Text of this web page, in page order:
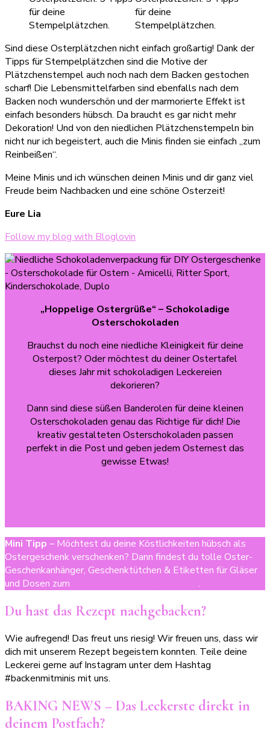
Sind diese Osterplätzchen nicht einfach großartig! Dank der
Tipps für Stempelplätzchen sind die Motive der
Plätzchenstempel auch noch nach dem Backen gestochen
scharf! Die Lebensmittelfarben sind ebenfalls nach dem
Backen noch wunderschön und der marmorierte Effekt ist
einfach besonders hübsch. Da braucht es gar nicht mehr
Dekoration! Und von den niedlichen Plätzchenstempeln bin
nicht nur ich begeistert, auch die Minis finden sie einfach „zum
Reinbeißen“.
Meine Minis und ich wünschen deinen Minis und dir ganz viel
Freude beim Nachbacken und eine schöne Osterzeit!
Eure Lia
Follow my blog with Bloglovin
„Hoppelige Ostergrüße“ – Schokoladige
Osterschokoladen
Brauchst du noch eine niedliche Kleinigkeit für deine
Osterpost? Oder möchtest du deiner Ostertafel
dieses Jahr mit schokoladigen Leckereien
dekorieren?
Dann sind diese süßen Banderolen für deine kleinen
Osterschokoladen genau das Richtige für dich! Die
kreativ gestalteten Osterschokoladen passen
perfekt in die Post und geben jedem Osternest das
gewisse Etwas!
Mini Tipp – Möchtest du deine Köstlichkeiten hübsch als
Ostergeschenk verschenken? Dann findest du tolle Oster-
Geschenkanhänger, Geschenktütchen & Etiketten für Gläser
und Dosen zum
.
Du hast das Rezept nachgebacken?
Wie aufregend! Das freut uns riesig! Wir freuen uns, dass wir
dich mit unserem Rezept begeistern konnten. Teile deine
Leckerei gerne auf Instagram unter dem Hashtag
#backenmitminis mit uns.
BAKING NEWS – Das Leckerste direkt in
deinem Postfach?